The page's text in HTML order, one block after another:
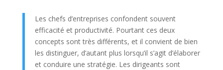
Les chefs d’entreprises confondent souvent
efficacité et productivité. Pourtant ces deux
concepts sont très différents, et il convient de bien
les distinguer, d’autant plus lorsqu’il s’agit d’élaborer
et conduire une stratégie. Les dirigeants sont